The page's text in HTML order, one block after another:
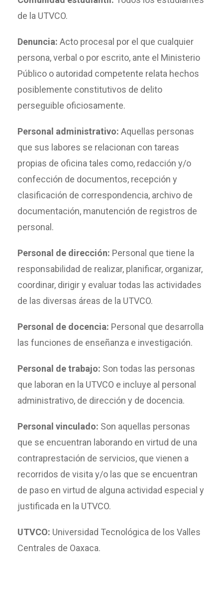
de la UTVCO.
Denuncia: Acto procesal por el que cualquier
persona, verbal o por escrito, ante el Ministerio
Público o autoridad competente relata hechos
posiblemente constitutivos de delito
perseguible oficiosamente.
Personal administrativo: Aquellas personas
que sus labores se relacionan con tareas
propias de oficina tales como, redacción y/o
confección de documentos, recepción y
clasificación de correspondencia, archivo de
documentación, manutención de registros de
personal.
Personal de dirección: Personal que tiene la
responsabilidad de realizar, planificar, organizar,
coordinar, dirigir y evaluar todas las actividades
de las diversas áreas de la UTVCO.
Personal de docencia: Personal que desarrolla
las funciones de enseñanza e investigación.
Personal de trabajo: Son todas las personas
que laboran en la UTVCO e incluye al personal
administrativo, de dirección y de docencia.
Personal vinculado: Son aquellas personas
que se encuentran laborando en virtud de una
contraprestación de servicios, que vienen a
recorridos de visita y/o las que se encuentran
de paso en virtud de alguna actividad especial y
justificada en la UTVCO.
UTVCO: Universidad Tecnológica de los Valles
Centrales de Oaxaca.